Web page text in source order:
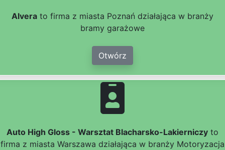
Alvera to firma z miasta Poznań działająca w branży
bramy garażowe
Otwórz
Auto High Gloss - Warsztat Blacharsko-Lakierniczy to
firma z miasta Warszawa działająca w branży Motoryzacja